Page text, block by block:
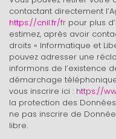
Habitants de 25 à
Habitants de plus
Nombre d'enfants
Familles sans enfant
Familles avec 1 ou 2
Maisons
Appartements
contactant directement
https://cnil.fr/fr pour plus
estimez, après avoir
droits « Informatique et
pouvez adresser une
informons de l’existence
démarchage
vous inscrire ici : https://
la protection des
ne pas inscrire de
libre.